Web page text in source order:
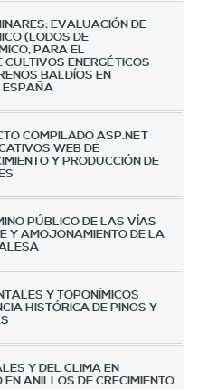
EVALUACIÓN DE
(LODOS DE
PARA EL
CULTIVOS ENERGÉTICOS
BALDÍOS EN
ESPAÑA
COMPILADO ASP.NET
WEB DE
Y PRODUCCIÓN DE
PÚBLICO DE LAS VÍAS
Y AMOJONAMIENTO DE LA
Y TOPONÍMICOS
HISTÓRICA DE PINOS Y
Y DEL CLIMA EN
ANILLOS DE CRECIMIENTO